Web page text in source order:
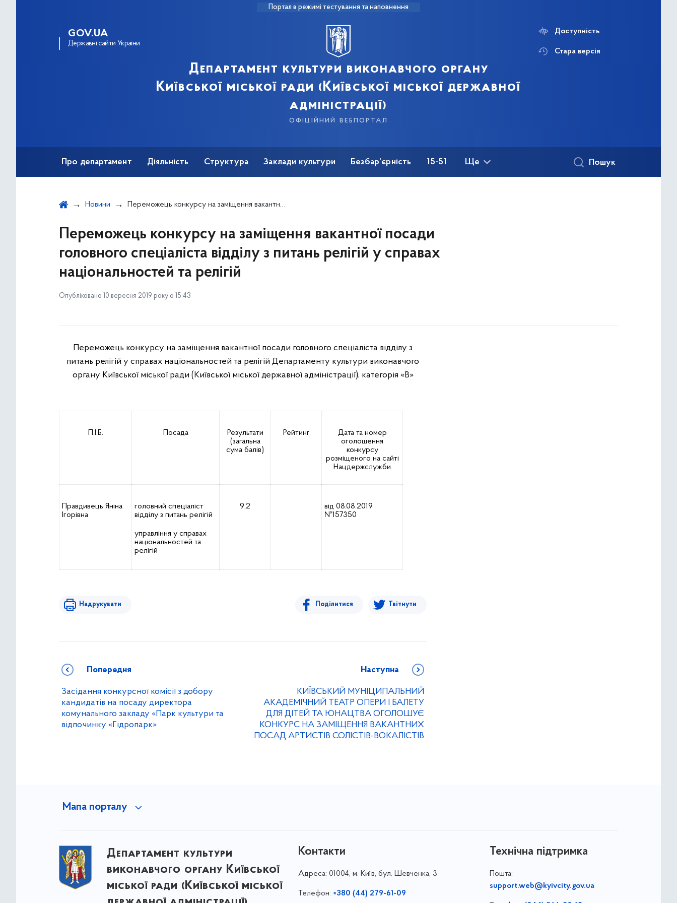
Портал в режимі тестування та наповнення
GOV.UA
Державні сайти України
Департамент культури виконавчого органу
Київської міської ради (Київської міської державної
адміністрації)
офіційний вебпортал
Доступність
Стара версія
Про департамент Діяльність Структура Заклади культури Безбар’єрність 15-51 Ще Пошук
Новини Переможець конкурсу на заміщення вакантної посади головного спеціаліста відділу з питань релігій у справах національностей та релігій
Переможець конкурсу на заміщення вакантної посади
головного спеціаліста відділу з питань релігій у справах
національностей та релігій
Опубліковано 10 вересня 2019 року о 15:43
Переможець конкурсу на заміщення вакантної посади головного спеціаліста відділу з
питань релігій у справах національностей та релігій Департаменту культури виконавчого
органу Київської міської ради (Київської міської державної адміністрації), категорія «В»
П.І.Б. Посада
Результати
(загальна
сума балів)
Рейтинг
Дата та номер
оголошення
конкурсу
розміщеного на сайті
Нацдержслужби
Правдивець Яніна
Ігорівна
головний спеціаліст
відділу з питань релігій
управління у справах
національностей та
релігій
9,2
від 08.08.2019
№157350
Надрукувати Поділитися Твітнути
Попередня
Засідання конкурсної комісії з добору
кандидатів на посаду директора
комунального закладу «Парк культури та
відпочинку «Гідропарк»
Наступна
КИЇВСЬКИЙ МУНІЦИПАЛЬНИЙ
АКАДЕМІЧНИЙ ТЕАТР ОПЕРИ І БАЛЕТУ
ДЛЯ ДІТЕЙ ТА ЮНАЦТВА ОГОЛОШУЄ
КОНКУРС НА ЗАМІЩЕННЯ ВАКАНТНИХ
ПОСАД АРТИСТІВ СОЛІСТІВ-ВОКАЛІСТІВ
Мапа порталу
Департамент культури
виконавчого органу Київської
міської ради (Київської міської
Контакти
Адреса: 01004, м. Київ, бул. Шевченка, 3
Телефон: +380 (44) 279-61-09
Технічна підтримка
Пошта:
support.web@kyivcity.gov.ua